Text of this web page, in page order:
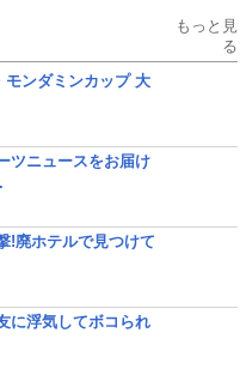
もっと見
る
モンダミンカップ 大
ツニュースをお届け
!廃ホテルで見つけて
に浮気してボコられ